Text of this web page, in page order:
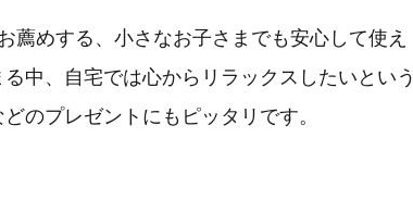
薦めする、小さなお子さまでも安心して使え
中、自宅では心からリラックスしたいという
のプレゼントにもピッタリです。